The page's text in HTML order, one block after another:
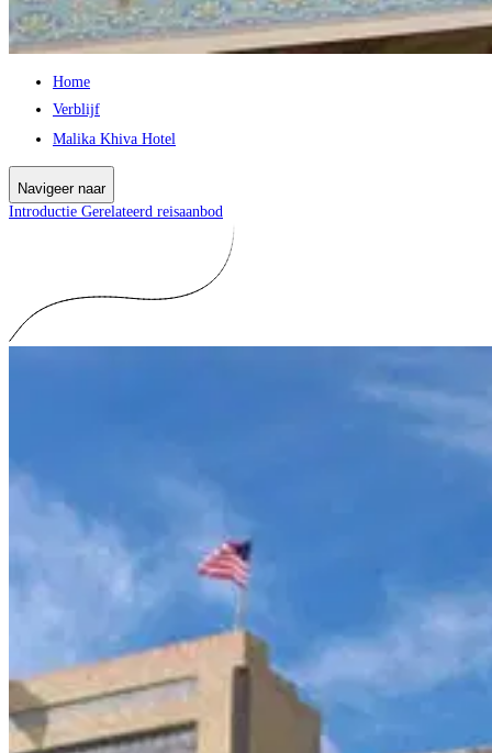
Home
Verblijf
Malika Khiva Hotel
Navigeer naar
Introductie Gerelateerd reisaanbod